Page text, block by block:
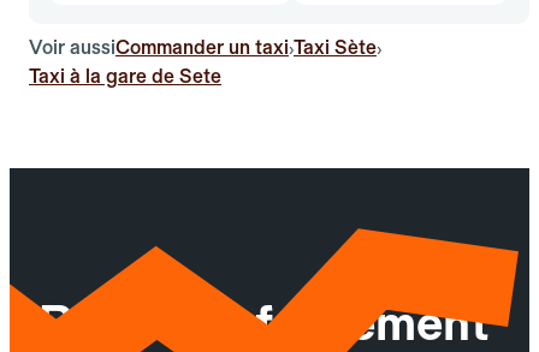
Voir aussiCommander un taxi›Taxi Sète›
Taxi à la gare de Sete
Réservez facilement